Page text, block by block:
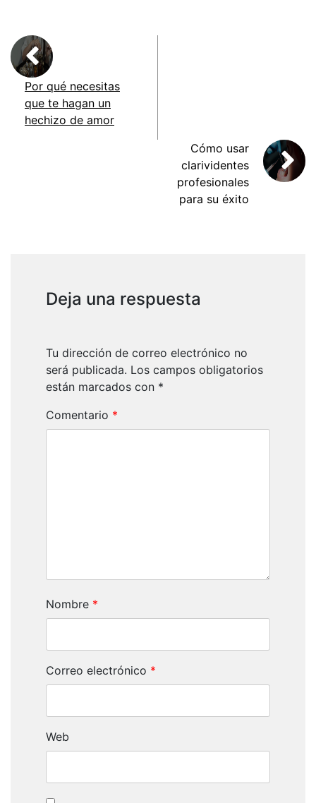
Por qué necesitas
que te hagan un
hechizo de amor
Cómo usar
clarividentes
profesionales
para su éxito
Deja una respuesta
Tu dirección de correo electrónico no
será publicada. Los campos obligatorios
están marcados con *
Comentario *
Nombre *
Correo electrónico *
Web